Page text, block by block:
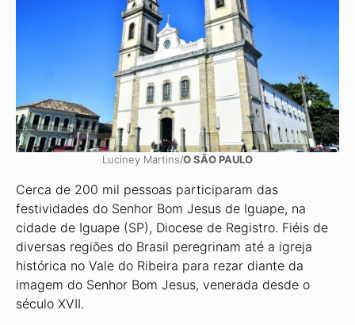
Luciney Martins/O SÃO PAULO
Cerca de 200 mil pessoas participaram das
festividades do Senhor Bom Jesus de Iguape, na
cidade de Iguape (SP), Diocese de Registro. Fiéis de
diversas regiões do Brasil peregrinam até a igreja
histórica no Vale do Ribeira para rezar diante da
imagem do Senhor Bom Jesus, venerada desde o
século XVII.